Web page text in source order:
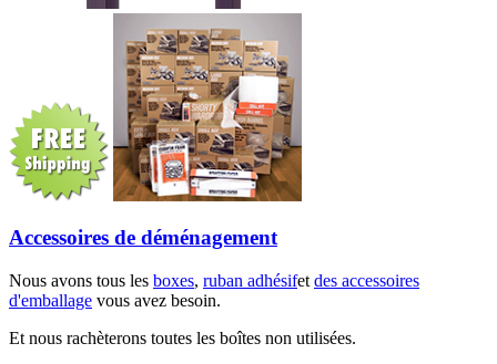
Accessoires de déménagement
Nous avons tous les boxes, ruban adhésifet des accessoires
d'emballage vous avez besoin.
Et nous rachèterons toutes les boîtes non utilisées.